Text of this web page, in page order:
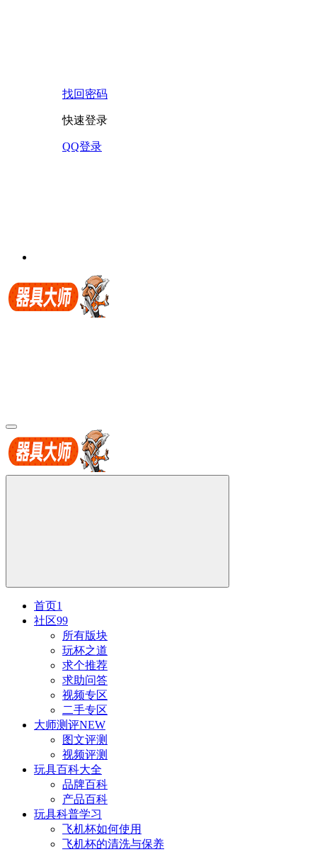
找回密码
快速登录
QQ登录
首页1
社区99
所有版块
玩杯之道
求个推荐
求助问答
视频专区
二手专区
大师测评NEW
图文评测
视频评测
玩具百科大全
品牌百科
产品百科
玩具科普学习
飞机杯如何使用
飞机杯的清洗与保养